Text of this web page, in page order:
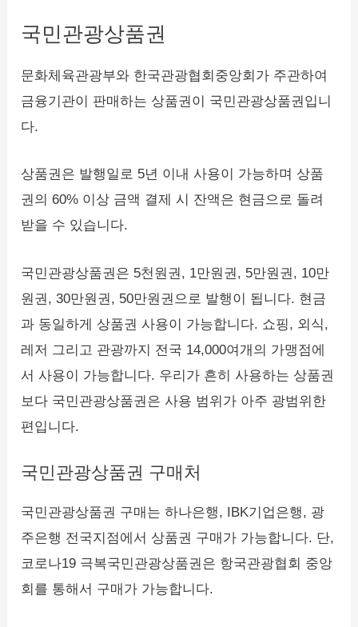
국민관광상품권
문화체육관광부와 한국관광협회중앙회가 주관하여
금융기관이 판매하는 상품권이 국민관광상품권입니
다.
상품권은 발행일로 5년 이내 사용이 가능하며 상품
권의 60% 이상 금액 결제 시 잔액은 현금으로 돌려
받을 수 있습니다.
국민관광상품권은 5천원권, 1만원권, 5만원권, 10만
원권, 30만원권, 50만원권으로 발행이 됩니다. 현금
과 동일하게 상품권 사용이 가능합니다. 쇼핑, 외식,
레저 그리고 관광까지 전국 14,000여개의 가맹점에
서 사용이 가능합니다. 우리가 흔히 사용하는 상품권
보다 국민관광상품권은 사용 범위가 아주 광범위한
편입니다.
국민관광상품권 구매처
국민관광상품권 구매는 하나은행, IBK기업은행, 광
주은행 전국지점에서 상품권 구매가 가능합니다. 단,
코로나19 극복국민관광상품권은 항국관광협회 중앙
회를 통해서 구매가 가능합니다.